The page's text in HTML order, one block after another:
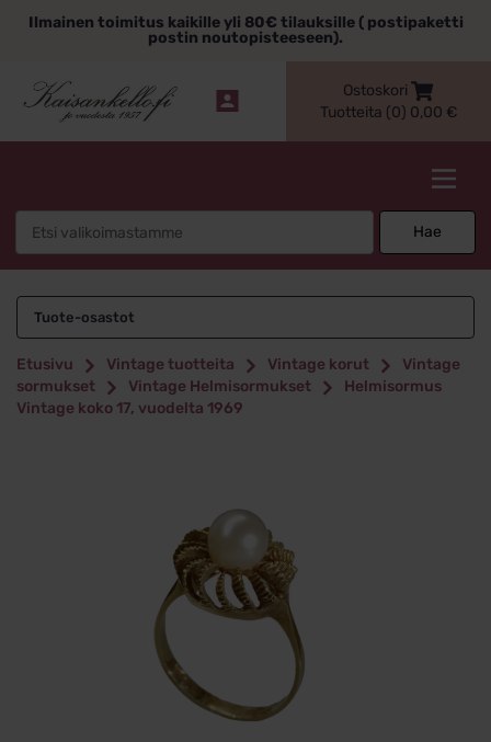
sisältöönIlmainen toimitus kaikille yli 80€ tilauksille ( postipaketti
postin noutopisteeseen).
Ostoskori
Tuotteita (0) 0,00 €
Hae
Tuote-osastot
Etusivu Vintage tuotteita Vintage korut
Vintage
sormukset
Vintage Helmisormukset
Helmisormus
Vintage koko 17, vuodelta 1969